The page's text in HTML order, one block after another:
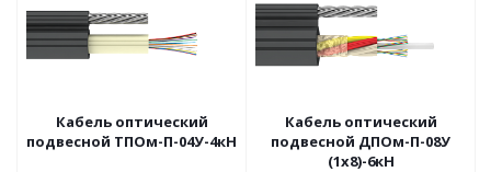
Кабель оптический
подвесной ТПОм-П-04У-4кН
Кабель оптический
подвесной ДПОм-П-08У
(1х8)-6кН